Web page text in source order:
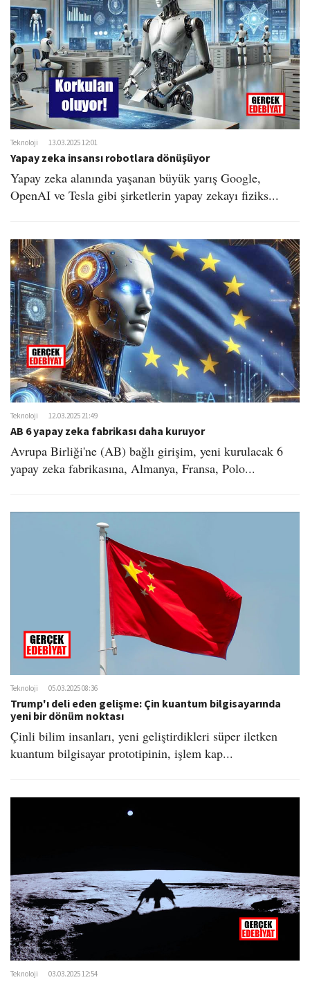
Teknoloji 13.03.2025 12:01
Yapay zeka insansı robotlara dönüşüyor
Yapay zeka alanında yaşanan büyük yarış Google,
OpenAI ve Tesla gibi şirketlerin yapay zekayı fiziks...
Teknoloji 12.03.2025 21:49
AB 6 yapay zeka fabrikası daha kuruyor
Avrupa Birliği'ne (AB) bağlı girişim, yeni kurulacak 6
yapay zeka fabrikasına, Almanya, Fransa, Polo...
Teknoloji 05.03.2025 08:36
Trump'ı deli eden gelişme: Çin kuantum bilgisayarında
yeni bir dönüm noktası
Çinli bilim insanları, yeni geliştirdikleri süper iletken
kuantum bilgisayar prototipinin, işlem kap...
Teknoloji 03.03.2025 12:54